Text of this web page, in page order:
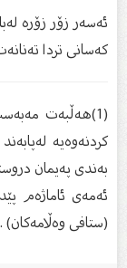
ئەسەر زۆر زۆرە
کەسانی تردا
(1)هەڵبەت مەبەست
کردنەوەیە
بەندی پەیمان دروستە.
ئەمەی ئاماژەم
(ستافی وەڵامەکان) .